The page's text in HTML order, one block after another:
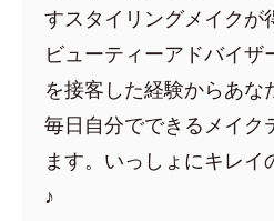
すスタイリングメイクが
ビューティーアドバイザ
を接客した経験からあな
毎日自分でできるメイク
ます。いっしょにキレイ
♪